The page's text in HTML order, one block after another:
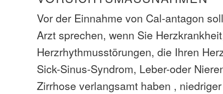
Vor der Einnahme von Cal-antagon
Arzt sprechen, wenn Sie
Herzrhythmusstörungen, die Ihren
Sick-Sinus-Syndrom, Leber-oder
Zirrhose verlangsamt haben ,